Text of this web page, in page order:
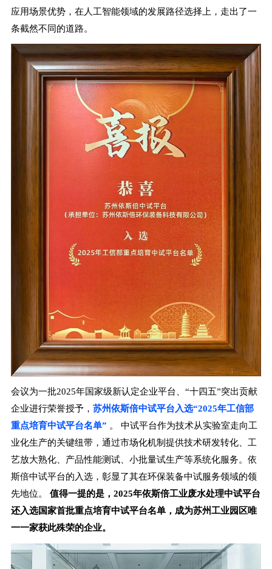
应用场景优势，在人工智能领域的发展路径选择上，走出了一
条截然不同的道路。
会议为一批2025年国家级新认定企业平台、“十四五”突出贡献
企业进行荣誉授予， 苏州依斯倍中试平台入选“2025年工信部
重点培育中试平台名单” 。
中试平台作为技术从实验室走向工
业化生产的关键纽带，通过市场化机制提供技术研发转化、工
艺放大熟化、产品性能测试、小批量试生产等系统化服务。依
斯倍中试平台的入选，彰显了其在环保装备中试服务领域的领
先地位。
值得一提的是，2025年依斯倍工业废水处理中试平台
还入选国家首批重点培育中试平台名单，成为苏州工业园区唯
一一家获此殊荣的企业。